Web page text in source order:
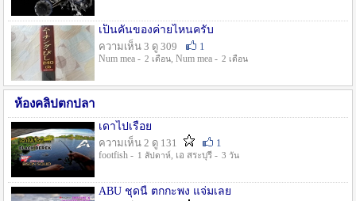
เป็นคันของค่ายไหนครับ
ความเห็น 3 ดู 309
1
Num mea - 2 เดือน, Num mea - 2 เดือน
ห้องคลิปตกปลา
เดาไปเรื่อย
ความเห็น 2 ดู 131
1
footfish - 1 สัปดาห์, เอ สระบุรี - 3 วัน
ABU ชุดนี้ ตกกะพง แจ่มเลย